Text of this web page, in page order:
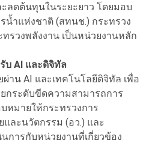
ลดต้นทุนในระยะยาว โดยมอบ
น้ำแห่งชาติ (สทนช.) กระทรวง
รวงพลังงาน เป็นหน่วยงานหลัก
บ AI และดิจิทัล
าน AI และเทคโนโลยีดิจิทัล เพื่อ
กระดับขีดความสามารถการ
หมายให้กระทรวงการ
ละนวัตกรรม (อว.) และ
การกับหน่วยงานที่เกี่ยวข้อง